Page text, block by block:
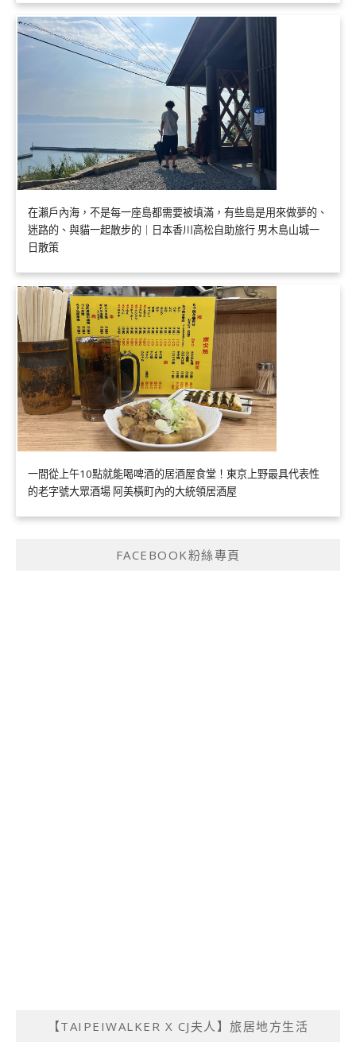
在瀨戶內海，不是每一座島都需要被填滿，有些島是用來做夢的、
迷路的、與貓一起散步的｜日本香川高松自助旅行 男木島山城一
日散策
一間從上午10點就能喝啤酒的居酒屋食堂！東京上野最具代表性
的老字號大眾酒場 阿美橫町內的大統領居酒屋
FACEBOOK粉絲專頁
【TAIPEIWALKER X CJ夫人】旅居地方生活